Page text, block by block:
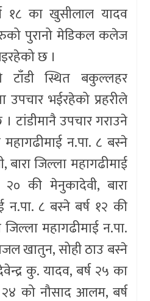
१८ का खुसीलाल यादव
पुरानो मेडिकल कलेज
छ ।
टाँडी स्थित बकुल्लहर
उपचार भईरहेको प्रहरीले
टांडीमानै उपचार गराउने
न.पा. ८ बस्ने
बारा जिल्ला महागढीमाई
की मेनुकादेवी, बारा
न.पा. ८ बस्ने बर्ष १२ की
जिल्ला महागढीमाई न.पा.
खातुन, सोही ठाउ बस्ने
कु. यादव, बर्ष २५ का
२४ को नौसाद आलम, बर्ष